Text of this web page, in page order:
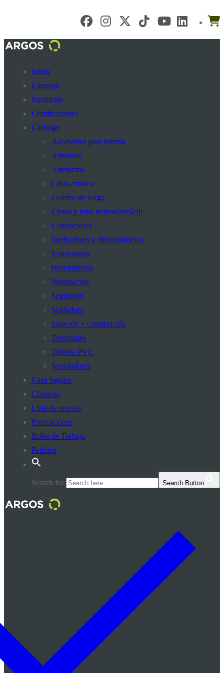
contenido
Inicio
Empresa
Productos
Certificaciones
Catálogo
Accesorios para tubería
Armarios
Artefactos
Cajas estanca
Centros de carga
Cintas y tubo termocontráctil
Conductores
Derivadores y multicontactos
Extensiones
Herramientas
Iluminación
Seguridad
Soldadura
Sujeción y canalización
Terminales
Tubería PVC
Ventiladores
Casa Segura
Contacto
Lista de precios
Promociones
Bolsa de Trabajo
Pedidos
Search for: Search Button